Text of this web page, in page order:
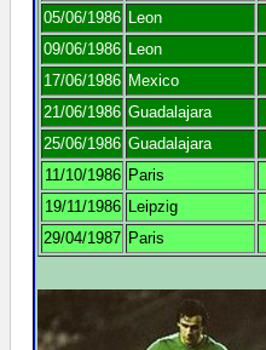
05/06/1986 Leon
09/06/1986 Leon
17/06/1986 Mexico
21/06/1986 Guadalajara
25/06/1986 Guadalajara
11/10/1986 Paris
19/11/1986 Leipzig
29/04/1987 Paris